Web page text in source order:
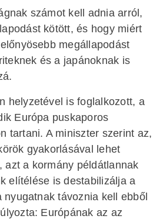
számot kell adnia arról,
kötött, és hogy miért
megállapodást
és a japánoknak is
helyzetével is foglalkozott, a
Európa puskaporos
tartani. A miniszter szerint az,
gyakorlásával lehet
azt a kormány példátlannak
elítélése is destabilizálja a
nyugatnak távoznia kell ebből
Európának az az